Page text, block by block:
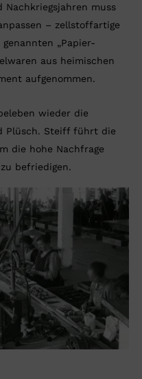
muss
– zellstoffartige
„Papier-
aus heimischen
aufgenommen.
wieder die
Plüsch. Steiff führt die
die hohe Nachfrage
befriedigen.